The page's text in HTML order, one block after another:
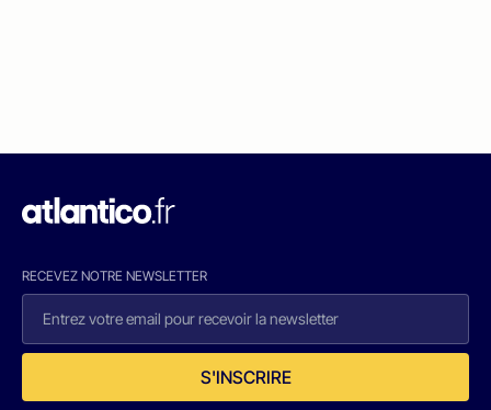
RECEVEZ NOTRE NEWSLETTER
S'INSCRIRE